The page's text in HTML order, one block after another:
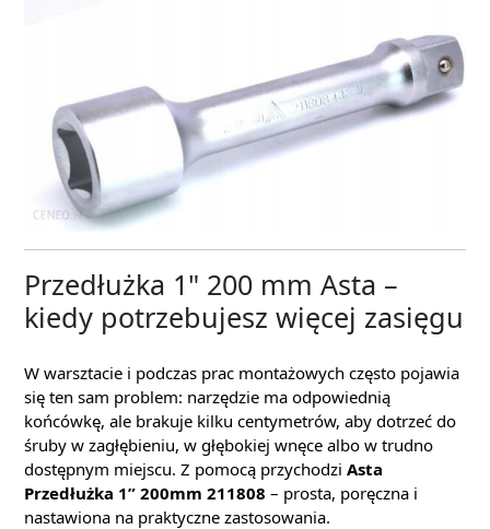
Przedłużka 1" 200 mm Asta –
kiedy potrzebujesz więcej zasięgu
W warsztacie i podczas prac montażowych często pojawia
się ten sam problem: narzędzie ma odpowiednią
końcówkę, ale brakuje kilku centymetrów, aby dotrzeć do
śruby w zagłębieniu, w głębokiej wnęce albo w trudno
dostępnym miejscu. Z pomocą przychodzi Asta
Przedłużka 1” 200mm 211808 – prosta, poręczna i
nastawiona na praktyczne zastosowania.